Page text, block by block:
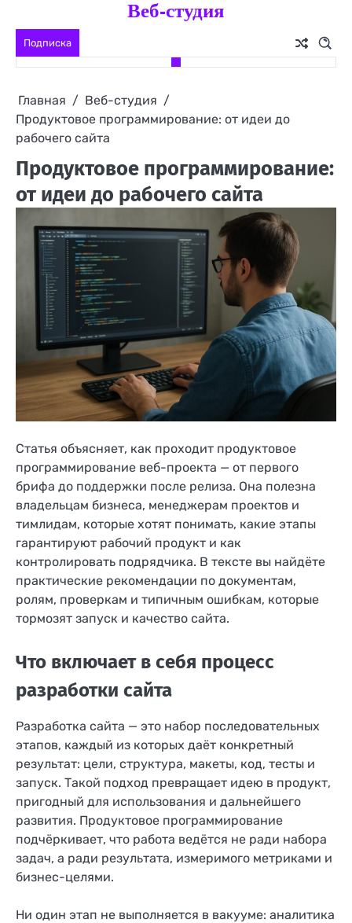
содержимому
Подписка
Веб-студия
Главная
Веб-студия
Продуктовое программирование: от идеи до
рабочего сайта
Продуктовое программирование:
от идеи до рабочего сайта
Статья объясняет, как проходит продуктовое
программирование веб-проекта — от первого
брифа до поддержки после релиза. Она полезна
владельцам бизнеса, менеджерам проектов и
тимлидам, которые хотят понимать, какие этапы
гарантируют рабочий продукт и как
контролировать подрядчика. В тексте вы найдёте
практические рекомендации по документам,
ролям, проверкам и типичным ошибкам, которые
тормозят запуск и качество сайта.
Что включает в себя процесс
разработки сайта
Разработка сайта — это набор последовательных
этапов, каждый из которых даёт конкретный
результат: цели, структура, макеты, код, тесты и
запуск. Такой подход превращает идею в продукт,
пригодный для использования и дальнейшего
развития. Продуктовое программирование
подчёркивает, что работа ведётся не ради набора
задач, а ради результата, измеримого метриками и
бизнес-целями.
Ни один этап не выполняется в вакууме: аналитика